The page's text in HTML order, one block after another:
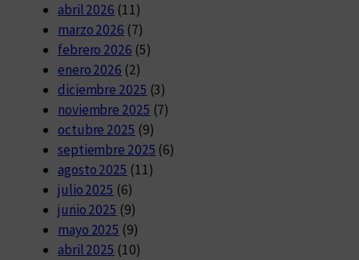
abril 2026 (11)
marzo 2026 (7)
febrero 2026 (5)
enero 2026 (2)
diciembre 2025 (3)
noviembre 2025 (7)
octubre 2025 (9)
septiembre 2025 (6)
agosto 2025 (11)
julio 2025 (6)
junio 2025 (9)
mayo 2025 (9)
abril 2025 (10)